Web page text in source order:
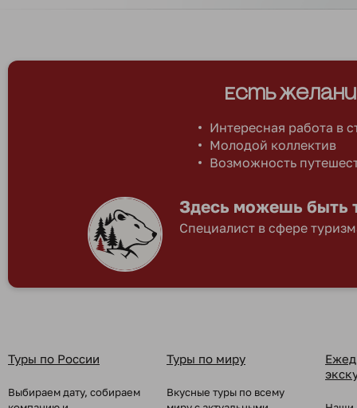
Есть
Интересная работа в
Молодой коллектив
Возможность
Здесь можешь быть
Специалист в сфере
Туры по России
Выбираем дату, собираем
Туры по миру
Вкусные туры по всему